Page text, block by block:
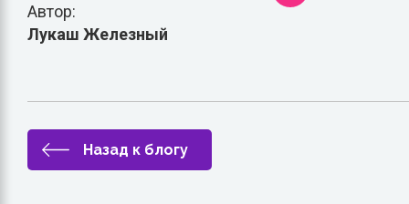
Автор:
Лукаш Железный
Назад к блогу